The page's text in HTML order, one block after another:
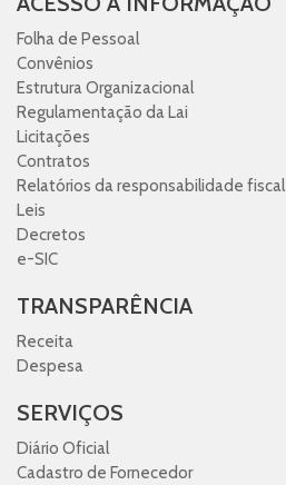
Folha de Pessoal
Convênios
Estrutura Organizacional
Regulamentação da Lai
Licitações
Contratos
Relatórios da responsabilidade fiscal
Leis
Decretos
e-SIC
TRANSPARÊNCIA
Receita
Despesa
SERVIÇOS
Diário Oficial
Cadastro de Fornecedor